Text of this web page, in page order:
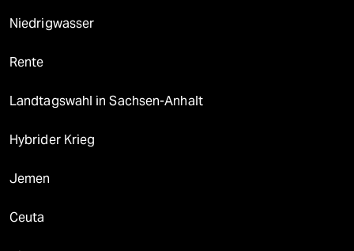
Niedrigwasser
Rente
Landtagswahl in Sachsen-Anhalt
Hybrider Krieg
Jemen
Ceuta